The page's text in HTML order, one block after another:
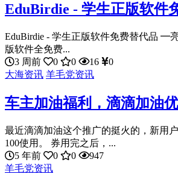
EduBirdie - 学生正版软件
EduBirdie - 学生正版软件免费替代品 ━
版软件全免费...
3 周前
0 0 16
0
大海资讯 羊毛党资讯
车主加油福利，滴滴加油
最近滴滴加油这个推广的挺火的，新用
100使用。 券用完之后，...
5 年前
0 0
947
羊毛党资讯